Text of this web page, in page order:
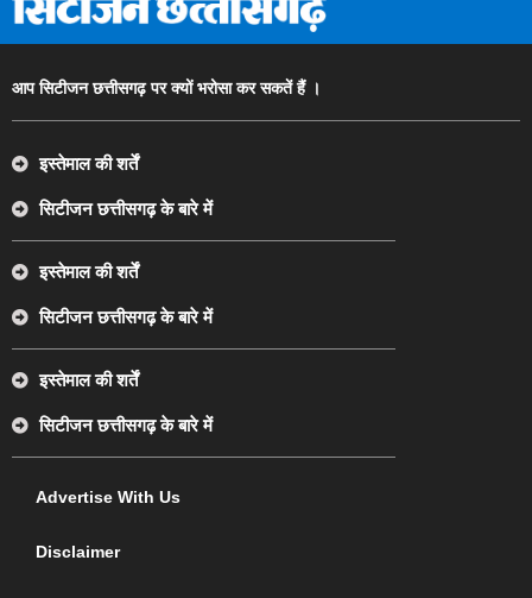
आप सिटीजन छत्तीसगढ़ पर क्यों भरोसा कर सकतें हैं ।
इस्तेमाल की शर्तें
सिटीजन छत्तीसगढ़ के बारे में
इस्तेमाल की शर्तें
सिटीजन छत्तीसगढ़ के बारे में
इस्तेमाल की शर्तें
सिटीजन छत्तीसगढ़ के बारे में
Advertise With Us
Disclaimer